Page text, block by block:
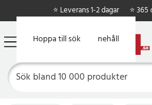
Hoppa till huvudinnehåll
Hoppa till sök
⭐ Leverans 1-2 dagar ⭐